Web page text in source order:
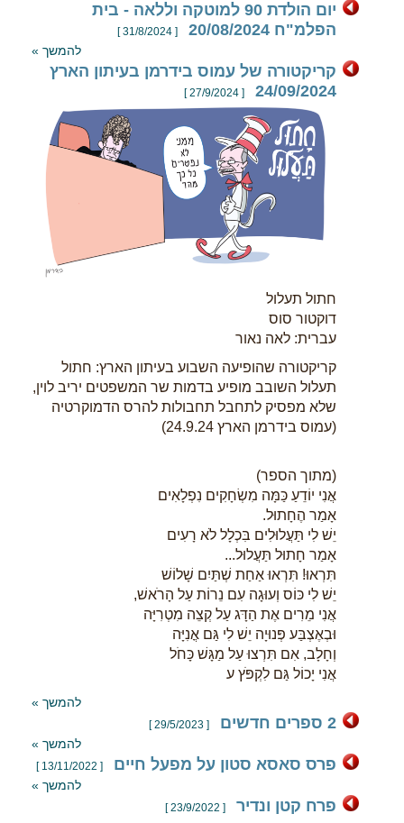
יום הולדת 90 למוטקה וללאה - בית
הפלמ"ח 20/08/2024
[ 31/8/2024 ]
להמשך »
קריקטורה של עמוס בידרמן בעיתון הארץ
24/09/2024
[ 27/9/2024 ]
חתול תעלול
דוקטור סוס
עברית: לאה נאור
קריקטורה שהופיעה השבוע בעיתון הארץ: חתול
תעלול השובב מופיע בדמות שר המשפטים יריב לוין,
שלא מפסיק לתחבל תחבולות להרס הדמוקרטיה
(עמוס בידרמן הארץ 24.9.24)
(מתוך הספר)
אֲנִי יוֹדֵעַ כַּמָּה מִשְׂחָקִים נִפְלָאִים
אָמַר הֶחָתוּל.
יֵשׁ לִי תַּעֲלוּלִים בִּכְלָל לֹא רָעִים
אָמַר חָתוּל תַּעֲלוּל...
תִּרְאוּ! תִּרְאוּ אַחַת שְׁתַּיִם שָׁלוֹשׁ
יֵשׁ לִי כּוֹס וְעוּגָה עִם נֵרוֹת עַל הָרֹאשׁ,
אֲנִי מֵרִים אֶת הַדָּג עַל קְצֵה מִטְרִיָּה
וּבְאֶצְבַּע פְּנוּיָה יֵשׁ לִי גַּם אֳנִיָּה
וְחָלָב, אִם תִּרְצוּ עַל מַגָּשׁ כָּחֹל
אֲנִי יָכוֹל גַּם לִקְפֹּץ ע
להמשך »
2 ספרים חדשים [ 29/5/2023 ]
להמשך »
פרס סאסא סטון על מפעל חיים [ 13/11/2022 ]
להמשך »
פרח קטן ונדיר [ 23/9/2022 ]